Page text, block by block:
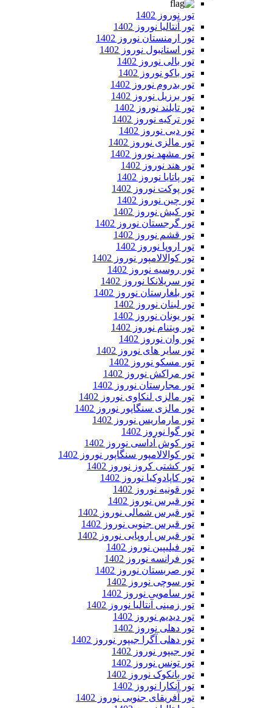
تور نوروز 1402
تور آنتالیا نوروز 1402
تور ارمنستان نوروز 1402
تور استانبول نوروز 1402
تور بالی نوروز 1402
تور باکو نوروز 1402
تور بدروم نوروز 1402
تور برزیل نوروز 1402
تور تایلند نوروز 1402
تور ترکیه نوروز 1402
تور دبی نوروز 1402
تور مالزی نوروز 1402
تور مشهد نوروز 1402
تور هند نوروز 1402
تور پاتایا نوروز 1402
تور پوکت نوروز 1402
تور چین نوروز 1402
تور کیش نوروز 1402
تور گرجستان نوروز 1402
تور قشم نوروز 1402
تور اروپا نوروز 1402
تور کوالالامپور نوروز 1402
تور روسیه نوروز 1402
تور سریلانکا نوروز 1402
تور بلغارستان نوروز 1402
تور لبنان نوروز 1402
تور یونان نوروز 1402
تور ویتنام نوروز 1402
تور وان نوروز 1402
تور سایر های نوروز 1402
تور مسکو نوروز 1402
تور مراکش نوروز 1402
تور مجارستان نوروز 1402
تور مالزی لنکاوی نوروز 1402
تور مالزی سنگاپور نوروز 1402
تور مارماریس نوروز 1402
تور گوا نوروز 1402
تور کوش آداسی نوروز 1402
تور کوالالامپور سنگاپور نوروز 1402
تور کشتی کروز نوروز 1402
تور کاپادوکیا نوروز 1402
تور قونیه نوروز 1402
تور قبرس نوروز 1402
تور قبرس شمالی نوروز 1402
تور قبرس جنوبی نوروز 1402
تور قبرس اروپایی نوروز 1402
تور فیلیپین نوروز 1402
تور فرانسه نوروز 1402
تور صربستان نوروز 1402
تور سوچی نوروز 1402
تور سامویی نوروز 1402
تور زمینی آنتالیا نوروز 1402
تور دیدیم نوروز 1402
تور دهلی نوروز 1402
تور دهلی آگرا جیپور نوروز 1402
تور جیپور نوروز 1402
تور تونس نوروز 1402
تور بانکوک نوروز 1402
تور آنکارا نوروز 1402
تور آفریقای جنوبی نوروز 1402